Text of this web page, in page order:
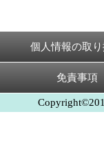
個人情報の取
免責事項